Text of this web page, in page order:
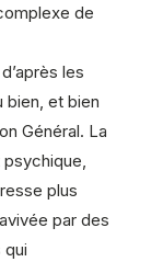
de
les
bien, et bien
Général. La
plus
par des